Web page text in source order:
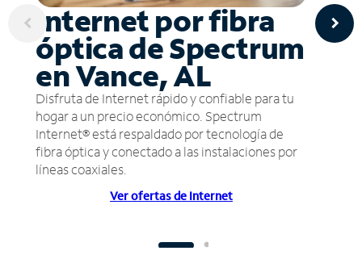
Internet por fibra
óptica de Spectrum
en Vance, AL
Disfruta de Internet rápido y confiable para tu
hogar a un precio económico. Spectrum
Internet® está respaldado por tecnología de
fibra óptica y conectado a las instalaciones por
líneas coaxiales.
Ver ofertas de Internet